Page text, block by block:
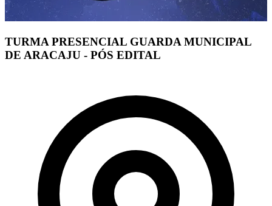
TURMA PRESENCIAL GUARDA MUNICIPAL
DE ARACAJU - PÓS EDITAL